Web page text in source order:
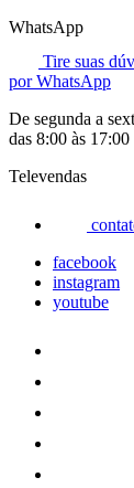
WhatsApp
Tire suas
por WhatsApp
De segunda a
das 8:00 às 17:00
Televendas
facebook
instagram
youtube